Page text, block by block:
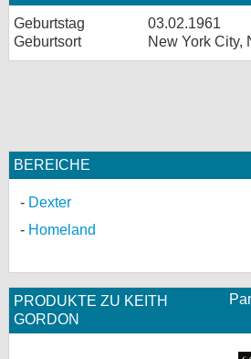
Geburtstag
03.02.1961
Geburtsort
New York City,
BEREICHE
Dexter
Homeland
PRODUKTE ZU KEITH
GORDON